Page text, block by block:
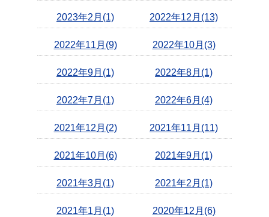
2023年2月(1) 2022年12月(13)
2022年11月(9) 2022年10月(3)
2022年9月(1) 2022年8月(1)
2022年7月(1) 2022年6月(4)
2021年12月(2) 2021年11月(11)
2021年10月(6) 2021年9月(1)
2021年3月(1) 2021年2月(1)
2021年1月(1) 2020年12月(6)